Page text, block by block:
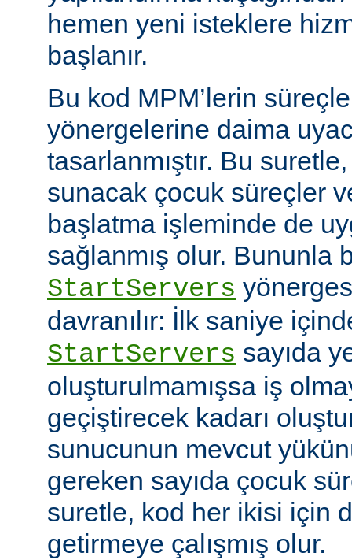
hemen yeni isteklere
başlanır.
Bu kod MPM’lerin
yönergelerine daima
tasarlanmıştır. Bu
sunacak çocuk süreçler
başlatma işleminde de
sağlanmış olur. Bununla
StartServers
davranılır: İlk saniye
StartServers sayıda
oluşturulmamışsa iş
geçiştirecek kadarı
sunucunun mevcut
gereken sayıda çocuk
suretle, kod her ikisi için
getirmeye çalışmış olur.